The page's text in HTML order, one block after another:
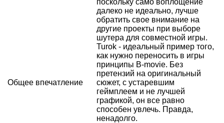
далеко не идеально, лучше
обратить свое внимание на
другие проекты при выборе
шутера для совместной игры.
Общее впечатление
Turok - идеальный пример того,
как нужно переносить в игры
принципы B-movie. Без
претензий на оригинальный
сюжет, с устаревшим
геймплеем и не лучшей
графикой, он все равно
способен увлечь. Правда,
ненадолго.